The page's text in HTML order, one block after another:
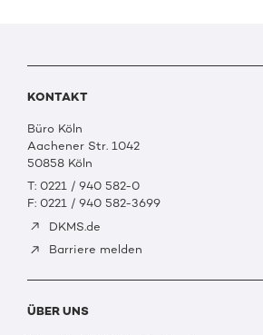
KONTAKT
Büro Köln
Aachener Str. 1042
50858 Köln
T: 0221 / 940 582-0
F: 0221 / 940 582-3699
DKMS.de
Barriere melden
ÜBER UNS